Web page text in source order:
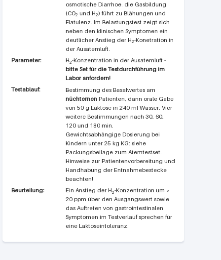
osmotische Diarrhoe. die Gasbildung
(CO2 und H2) führt zu Blähungen und
Flatulenz. Im Belastungstest zeigt sich
neben den klinischen Symptomen ein
deutlicher Anstieg der H2-Konetration in
der Ausatemluft.
Parameter:
H2-Konzentration in der Ausatemluft -
bitte Set für die Testdurchführung im
Labor anfordern!
Testablauf:
Bestimmung des Basalwertes am
nüchternen Patienten, dann orale Gabe
von 50 g Laktose in 240 ml Wasser. Vier
weitere Bestimmungen nach 30, 60,
120 und 180 min.
Gewichtsabhängige Dosierung bei
Kindern unter 25 kg KG: siehe
Packungsbeilage zum Atemtestset.
Hinweise zur Patientenvorbereitung und
Handhabung der Entnahmebestecke
beachten!
Beurteilung:
Ein Anstieg der H2-Konzentration um >
20 ppm über den Ausgangswert sowie
das Auftreten von gastrointestinalen
Symptomen im Testverlauf sprechen für
eine Laktoseintoleranz.